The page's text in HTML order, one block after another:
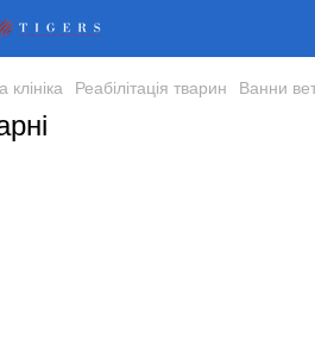
Реабілітація тварин Ванни